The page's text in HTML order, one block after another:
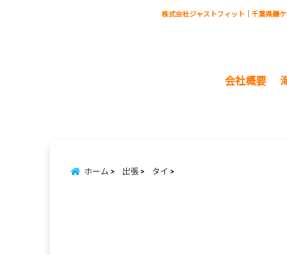
株式会社ジャストフィット｜千葉県鎌
会社概要
ホーム 出張 タイ